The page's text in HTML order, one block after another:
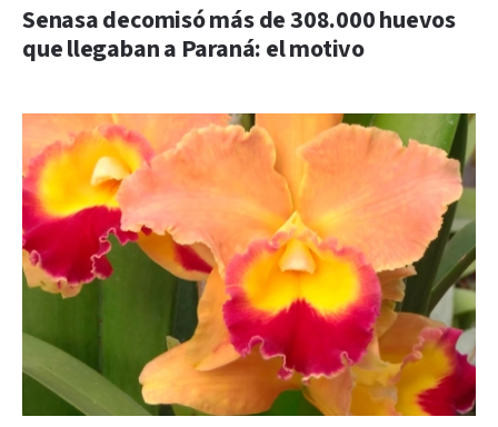
Senasa decomisó más de 308.000 huevos
que llegaban a Paraná: el motivo